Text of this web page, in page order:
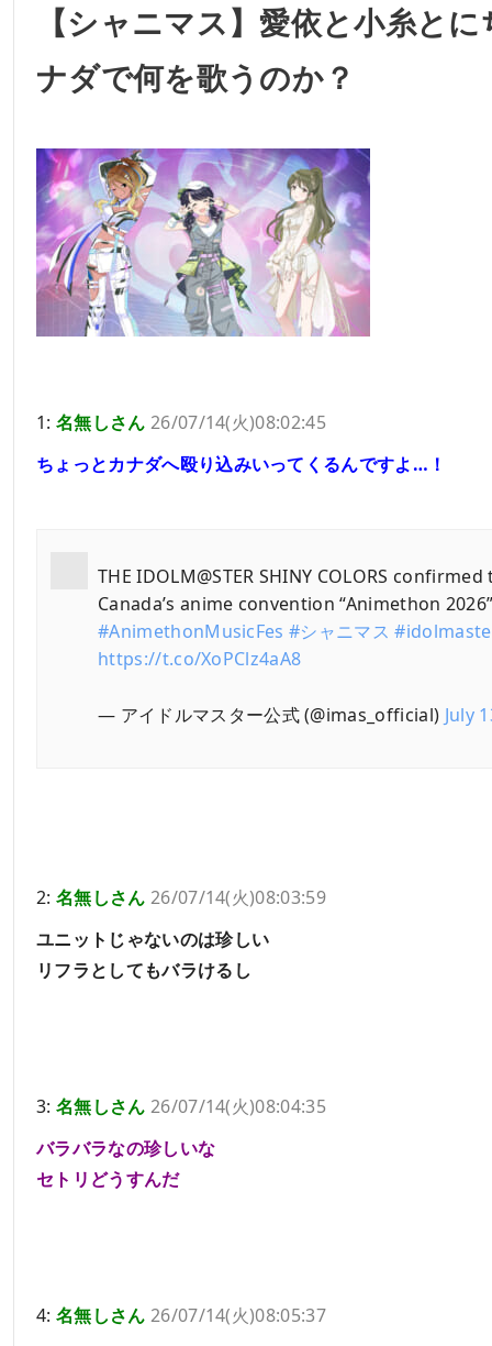
【シャニマス】愛依と小糸と
ナダで何を歌うのか？
1: 名無しさん 26/07/14(火)08:02:45
ちょっとカナダへ殴り込みいってくるんですよ…！
THE IDOLM@STER SHINY COLORS
Canada’s anime convention “Animethon
#AnimethonMusicFes #シャニマス
https://t.co/XoPClz4aA8
— アイドルマスター公式 (@imas_official) July
2: 名無しさん 26/07/14(火)08:03:59
ユニットじゃないのは珍しい
リフラとしてもバラけるし
3: 名無しさん 26/07/14(火)08:04:35
バラバラなの珍しいな
セトリどうすんだ
4: 名無しさん 26/07/14(火)08:05:37